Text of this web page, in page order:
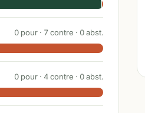
0 pour · 7contre · 0abst.
0 pour · 4contre · 0abst.